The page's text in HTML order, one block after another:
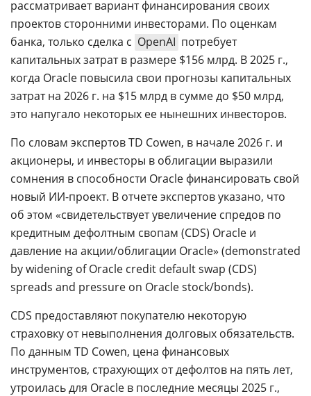
рассматривает вариант финансирования своих
проектов сторонними инвесторами. По оценкам
банка, только сделка с OpenAI потребует
капитальных затрат в размере $156 млрд. В 2025 г.,
когда Oracle повысила свои прогнозы капитальных
затрат на 2026 г. на $15 млрд в сумме до $50 млрд,
это напугало некоторых ее нынешних инвесторов.
По словам экспертов TD Cowen, в начале 2026 г. и
акционеры, и инвесторы в облигации выразили
сомнения в способности Oracle финансировать свой
новый ИИ-проект. В отчете экспертов указано, что
об этом «свидетельствует увеличение спредов по
кредитным дефолтным свопам (CDS) Oracle и
давление на акции/облигации Oracle» (demonstrated
by widening of Oracle credit default swap (CDS)
spreads and pressure on Oracle stock/bonds).
CDS предоставляют покупателю некоторую
страховку от невыполнения долговых обязательств.
По данным TD Cowen, цена финансовых
инструментов, страхующих от дефолтов на пять лет,
утроилась для Oracle в последние месяцы 2025 г.,